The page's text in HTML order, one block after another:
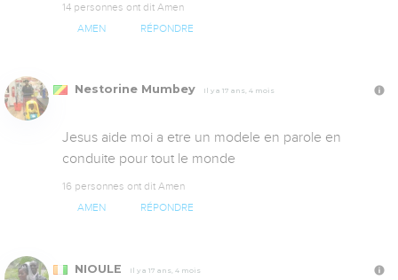
14 personnes ont dit Amen
AMEN RÉPONDRE
Nestorine Mumbey Il y a 17 ans, 4 mois
Jesus aide moi a etre un modele en parole en
conduite pour tout le monde
16 personnes ont dit Amen
AMEN RÉPONDRE
NIOULE Il y a 17 ans, 4 mois